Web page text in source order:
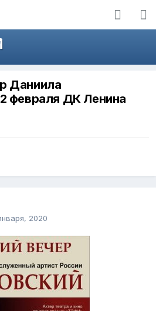
Даниила
февраля ДК Ленина
2020